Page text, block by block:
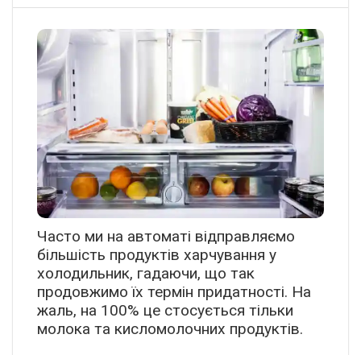
Часто ми на автоматі відправляємо
більшість продуктів харчування у
холодильник, гадаючи, що так
продовжимо їх термін придатності. На
жаль, на 100% це стосується тільки
молока та кисломолочних продуктів.